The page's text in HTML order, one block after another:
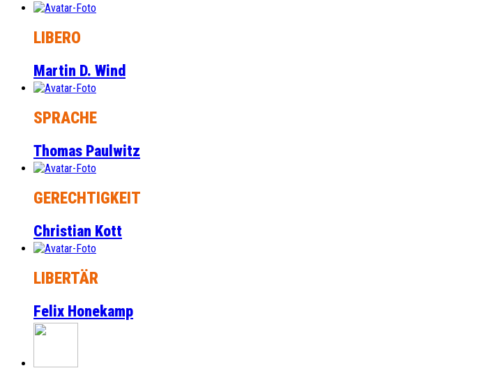
LIBERO
Martin D. Wind
SPRACHE
Thomas Paulwitz
GERECHTIGKEIT
Christian Kott
LIBERTÄR
Felix Honekamp